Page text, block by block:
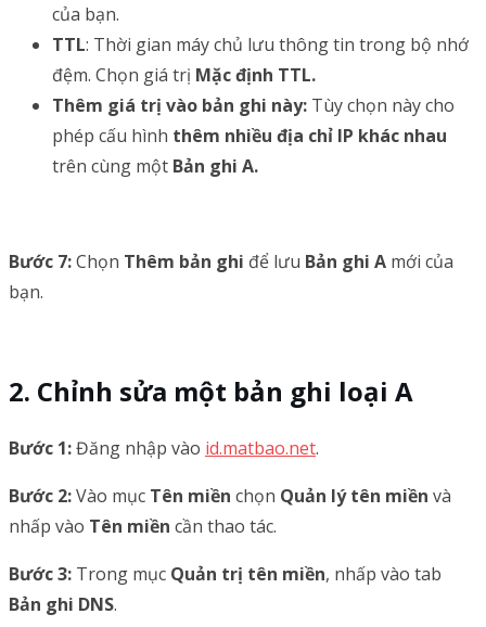
của bạn.
TTL: Thời gian máy chủ lưu thông tin trong bộ nhớ
đệm. Chọn giá trị Mặc định TTL.
Thêm giá trị vào bản ghi này: Tùy chọn này cho
phép cấu hình thêm nhiều địa chỉ IP khác nhau
trên cùng một Bản ghi A.
Bước 7:Chọn Thêm bản ghi để lưu Bản ghi A mới của
bạn.
Chỉnh sửa một bản ghi loại A
Bước 1:Đăng nhập vào id.matbao.net.
Bước 2:Vào mục Tên miền chọn Quản lý tên miền và
nhấp vào Tên miền cần thao tác.
Bước 3: Trong mục Quản trị tên miền, nhấp vào tab
Bản ghi DNS.